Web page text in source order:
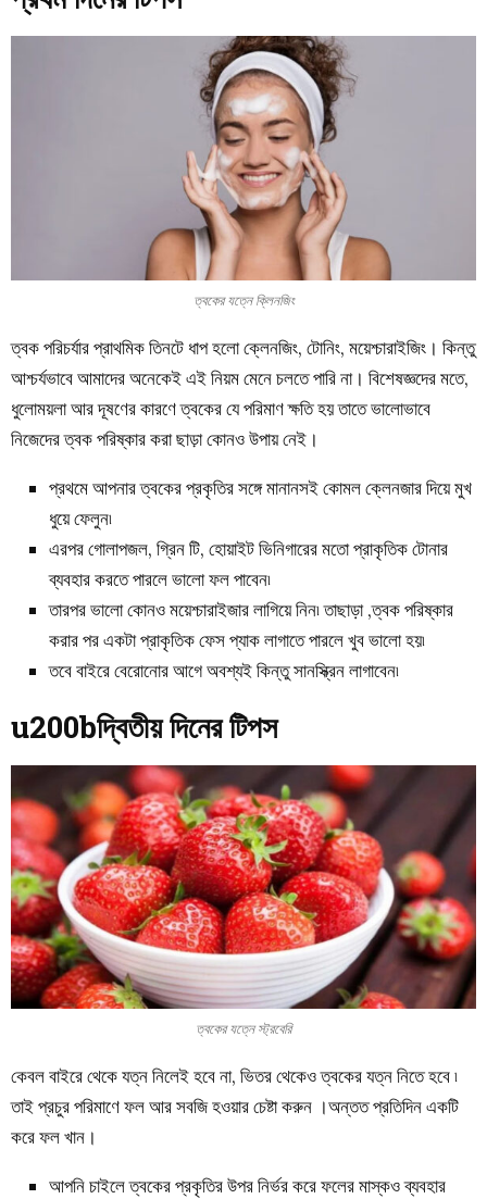
ত্বকের যত্নে ক্লিনজিং
ত্বক পরিচর্যার প্রাথমিক তিনটে ধাপ হলো ক্লেনজিং, টোনিং, ময়েশ্চারাইজিং। কিন্তু
আশ্চর্যভাবে আমাদের অনেকেই এই নিয়ম মেনে চলতে পারি না। বিশেষজ্ঞদের মতে,
ধুলোময়লা আর দূষণের কারণে ত্বকের যে পরিমাণ ক্ষতি হয় তাতে ভালোভাবে
নিজেদের ত্বক পরিষ্কার করা ছাড়া কোনও উপায় নেই।
প্রথমে আপনার ত্বকের প্রকৃতির সঙ্গে মানানসই কোমল ক্লেনজার দিয়ে মুখ
ধুয়ে ফেলুন৷
এরপর গোলাপজল, গ্রিন টি, হোয়াইট ভিনিগারের মতো প্রাকৃতিক টোনার
ব্যবহার করতে পারলে ভালো ফল পাবেন৷
তারপর ভালো কোনও ময়েশ্চারাইজার লাগিয়ে নিন৷ তাছাড়া ,ত্বক পরিষ্কার
করার পর একটা প্রাকৃতিক ফেস প্যাক লাগাতে পারলে খুব ভালো হয়৷
তবে বাইরে বেরোনোর আগে অবশ্যই কিন্তু সানস্ক্রিন লাগাবেন৷
u200bদ্বিতীয় দিনের টিপস
ত্বকের যত্নে স্ট্রবেরি
কেবল বাইরে থেকে যত্ন নিলেই হবে না, ভিতর থেকেও ত্বকের যত্ন নিতে হবে ৷
তাই প্রচুর পরিমাণে ফল আর সবজি হওয়ার চেষ্টা করুন ।অন্তত প্রতিদিন একটি
করে ফল খান।
আপনি চাইলে ত্বকের প্রকৃতির উপর নির্ভর করে ফলের মাস্কও ব্যবহার